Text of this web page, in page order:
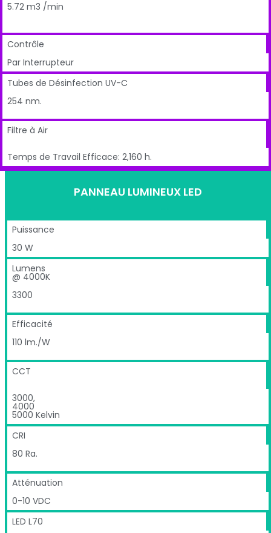
5.72 m3 /min
Contrôle
Par Interrupteur
Tubes de Désinfection UV-C
254 nm.
Filtre à Air
Temps de Travail Efficace: 2,160 h.
PANNEAU LUMINEUX LED
Puissance
30 W
Lumens
@ 4000K
3300
Efficacité
110 lm./W
CCT
3000,
4000
5000 Kelvin
CRI
80 Ra.
Atténuation
0-10 VDC
LED L70